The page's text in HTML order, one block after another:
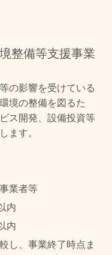
整備等支援事業
の影響を受けている
境の整備を図るた
ス開発、設備投資等
ます。
業者等
内
事業終了時点ま